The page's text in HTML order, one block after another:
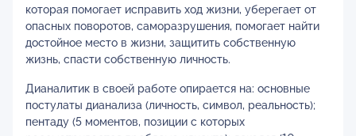
которая помогает исправить ход жизни, уберегает от
опасных поворотов, саморазрушения, помогает найти
достойное место в жизни, защитить собственную
жизнь, спасти собственную личность.
Дианалитик в своей работе опирается на: основные
постулаты дианализа (личность, символ, реальность);
пентаду (5 моментов, позиции с которых